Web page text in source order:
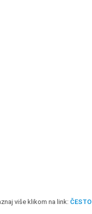
više klikom na link: